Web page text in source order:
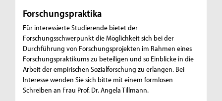
Forschungspraktika
Für interessierte Studierende bietet der
Forschungsschwerpunkt die Möglichkeit sich bei der
Durchführung von Forschungsprojekten im Rahmen eines
Forschungspraktikums zu beteiligen und so Einblicke in die
Arbeit der empirischen Sozialforschung zu erlangen. Bei
Interesse wenden Sie sich bitte mit einem formlosen
Schreiben an Frau Prof. Dr. Angela Tillmann.